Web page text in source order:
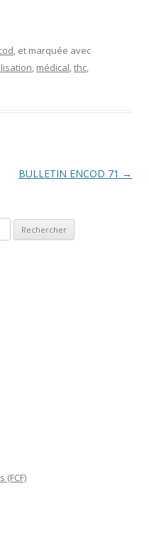
, et marquée avec
, médical,thc,
BULLETIN ENCOD 71 →